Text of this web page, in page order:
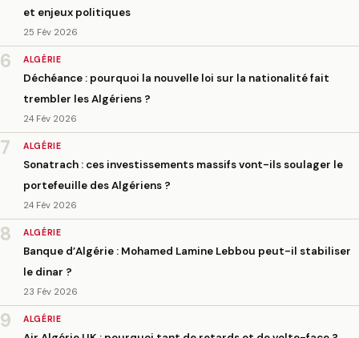
et enjeux politiques
25 Fév 2026
6 ALGÉRIE
Déchéance : pourquoi la nouvelle loi sur la nationalité fait
trembler les Algériens ?
24 Fév 2026
7 ALGÉRIE
Sonatrach : ces investissements massifs vont-ils soulager le
portefeuille des Algériens ?
24 Fév 2026
8 ALGÉRIE
Banque d’Algérie : Mohamed Lamine Lebbou peut-il stabiliser
le dinar ?
23 Fév 2026
9 ALGÉRIE